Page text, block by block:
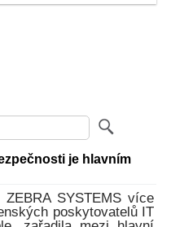
je hlavním
SYSTEMS více
poskytovatelů IT